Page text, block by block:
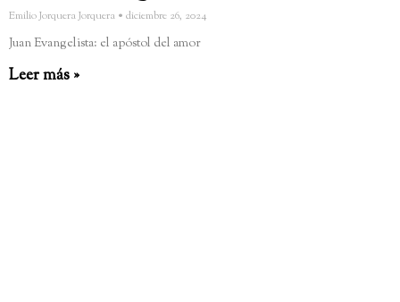
Emilio Jorquera Jorquera diciembre 26, 2024
Juan Evangelista: el apóstol del amor
Leer más »